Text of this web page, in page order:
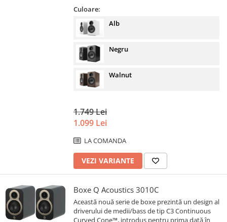
Culoare:
Alb
Negru
Walnut
1.749 Lei
1.099 Lei
LA COMANDA
VEZI VARIANTE
Boxe Q Acoustics 3010C
Această nouă serie de boxe prezintă un design al
driverului de medii/bass de tip C3 Continuous
Curved Cone™, introdus pentru prima dată în